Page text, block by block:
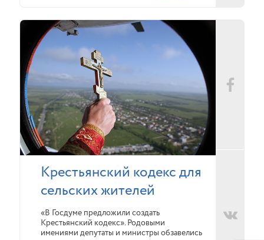
Крестьянский кодекс для
сельских жителей
«В Госдуме предложили создать
Крестьянский кодекс». Родовыми
имениями депутаты и министры обзавелись